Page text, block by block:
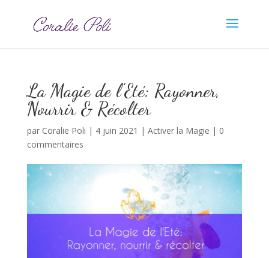
La Magie de l’Eté: Rayonner,
Nourrir & Récolter
par Coralie Poli | 4 juin 2021 | Activer la Magie | 0
commentaires